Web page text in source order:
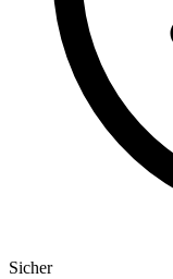
Sicher